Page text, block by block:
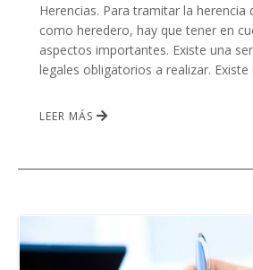
Herencias. Para tramitar la herencia
como heredero, hay que tener en
aspectos importantes. Existe una
legales obligatorios a realizar. Existe
LEER MÁS